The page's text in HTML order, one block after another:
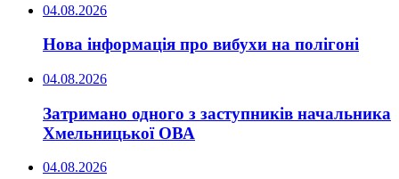
04.08.2026
Нова інформація про вибухи на полігоні
04.08.2026
Затримано одного з заступників начальника
Хмельницької ОВА
04.08.2026